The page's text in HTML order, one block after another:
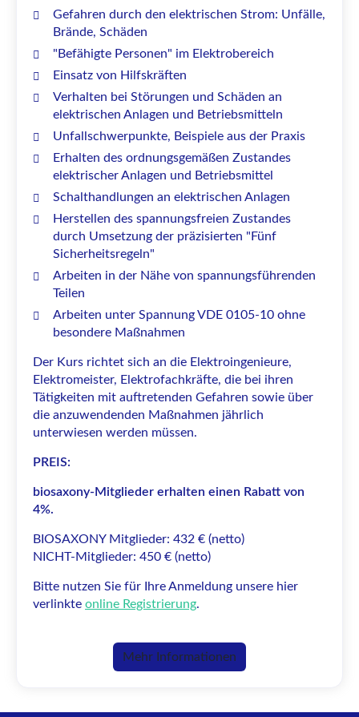
Gefahren durch den elektrischen Strom: Unfälle,
Brände, Schäden
"Befähigte Personen" im Elektrobereich
Einsatz von Hilfskräften
Verhalten bei Störungen und Schäden an
elektrischen Anlagen und Betriebsmitteln
Unfallschwerpunkte, Beispiele aus der Praxis
Erhalten des ordnungsgemäßen Zustandes
elektrischer Anlagen und Betriebsmittel
Schalthandlungen an elektrischen Anlagen
Herstellen des spannungsfreien Zustandes
durch Umsetzung der präzisierten "Fünf
Sicherheitsregeln"
Arbeiten in der Nähe von spannungsführenden
Teilen
Arbeiten unter Spannung VDE 0105-10 ohne
besondere Maßnahmen
Der Kurs richtet sich an die Elektroingenieure,
Elektromeister, Elektrofachkräfte, die bei ihren
Tätigkeiten mit auftretenden Gefahren sowie über
die anzuwendenden Maßnahmen jährlich
unterwiesen werden müssen.
PREIS:
biosaxony-Mitglieder erhalten einen Rabatt von
4%.
BIOSAXONY Mitglieder: 432 € (netto)
NICHT-Mitglieder: 450 € (netto)
Bitte nutzen Sie für Ihre Anmeldung unsere hier
verlinkte online Registrierung.
Mehr Informationen